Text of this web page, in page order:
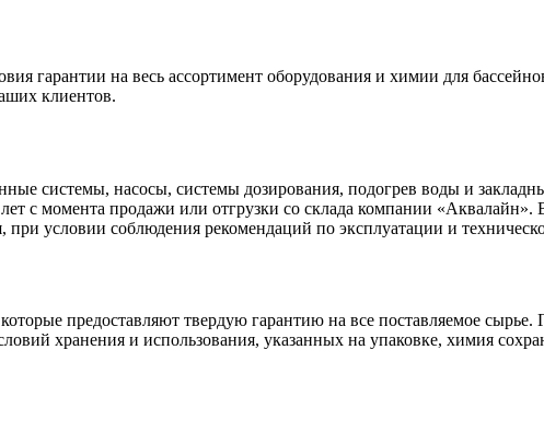
гарантии на весь ассортимент оборудования и химии для
клиентов.
системы, насосы, системы дозирования, подогрев воды и
с момента продажи или отгрузки со склада компании
условии соблюдения рекомендаций по эксплуатации и
предоставляют твердую гарантию на все поставляемое
хранения и использования, указанных на упаковке, химия